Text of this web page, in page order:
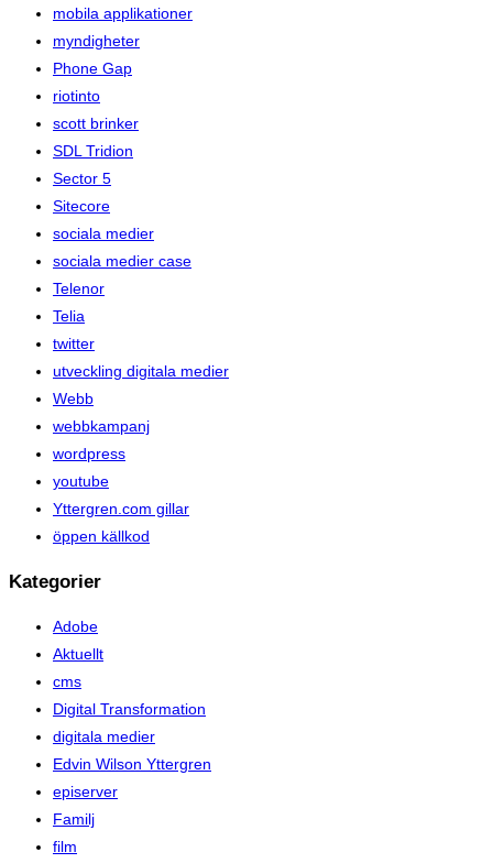
mobila applikationer
myndigheter
Phone Gap
riotinto
scott brinker
SDL Tridion
Sector 5
Sitecore
sociala medier
sociala medier case
Telenor
Telia
twitter
utveckling digitala medier
Webb
webbkampanj
wordpress
youtube
Yttergren.com gillar
öppen källkod
Kategorier
Adobe
Aktuellt
cms
Digital Transformation
digitala medier
Edvin Wilson Yttergren
episerver
Familj
film